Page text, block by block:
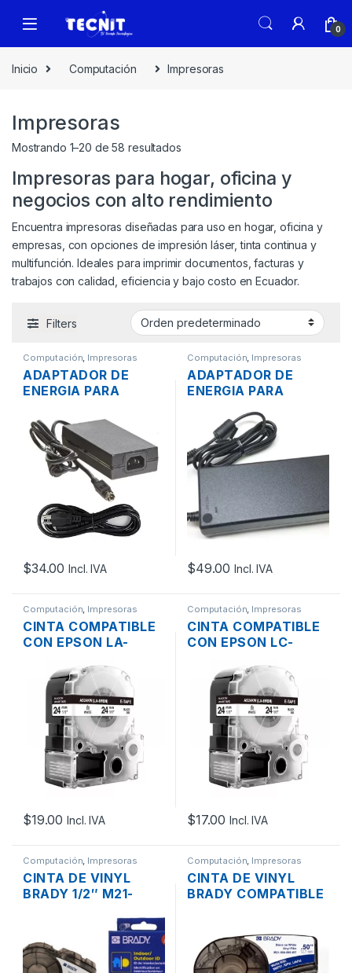
0
Inicio Computación Impresoras
Impresoras
Mostrando 1–20 de 58 resultados
Impresoras para hogar, oficina y
negocios con alto rendimiento
Encuentra impresoras diseñadas para uso en hogar, oficina y
empresas, con opciones de impresión láser, tinta continua y
multifunción. Ideales para imprimir documentos, facturas y
trabajos con calidad, eficiencia y bajo costo en Ecuador.
Filters
Computación, Impresoras
ADAPTADOR DE
ENERGIA PARA
PS-180 TMU220 24V
2A
$34.00 Incl. IVA
Computación, Impresoras
ADAPTADOR DE
ENERGIA PARA
FSP060-RPAC DE
24V 2.5A
$49.00 Incl. IVA
Computación, Impresoras
CINTA COMPATIBLE
CON EPSON LA-
NEGRO SOBRE
BLANCO DE 24MM
8MTS. PARA LW-
400/LW-500/LM-
700/LW-900P
$19.00 Incl. IVA
Computación, Impresoras
CINTA COMPATIBLE
CON EPSON LC-
NEGRO SOBRE
BLANCO DE 18MM
8MTS. PARA LW400
LW700 LW500
$17.00 Incl. IVA
Computación, Impresoras
CINTA DE VINYL
BRADY 1/2″ M21-
SOBRE BLANCO DE
12.7MM 6.4MTS. –
ORIGINAL
Computación, Impresoras
CINTA DE VINYL
BRADY COMPATIBLE
BLANCO DE 12.7MM
6.4MTS.